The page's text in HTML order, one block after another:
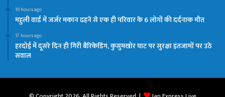
16 hours ago
महुली वार्ड में जर्जर मकान ढहने से एक ही परिवार के 6 लोगों की दर्दनाक मौत
17 hours ago
हरदोई में दूसरे दिन ही गिरी बैरिकेडिंग, कुसुमखोर घाट पर सुरक्षा इंतजामों पर उठे
सवाल